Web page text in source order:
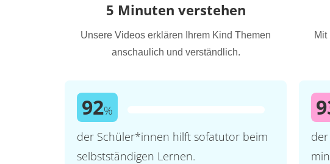
5 Minuten verstehen
Unsere Videos erklären Ihrem Kind Themen
anschaulich und verständlich.
92%
der Schüler*innen hilft sofatutor beim
selbstständigen Lernen.
Mit